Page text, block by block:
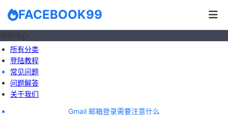
FACEBOOK99
帮助中心
所有分类
登陆教程
常见问题
问题解答
关于我们
Gmail 邮箱登录需要注意什么